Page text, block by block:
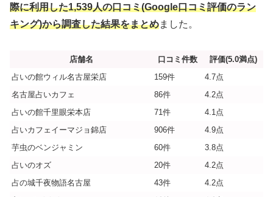
際に利用した1,539人の口コミ(Google口コミ評価のラン
キング)から調査した結果をまとめました。
店舗名 口コミ件数
評価(5.0満点)
占いの館ウィル名古屋栄店
159件
4.7点
名古屋占いカフェ
86件
4.2点
占いの館千里眼栄本店
71件
4.1点
占いカフェイーマジョ錦店
906件
4.9点
芋虫のベンジャミン
60件
3.8点
占いのオズ
20件
4.2点
占の城千夜物語名古屋
43件
4.2点